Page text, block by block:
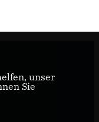
unser
Sie